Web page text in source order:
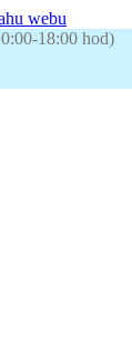
webu
18:00 hod)